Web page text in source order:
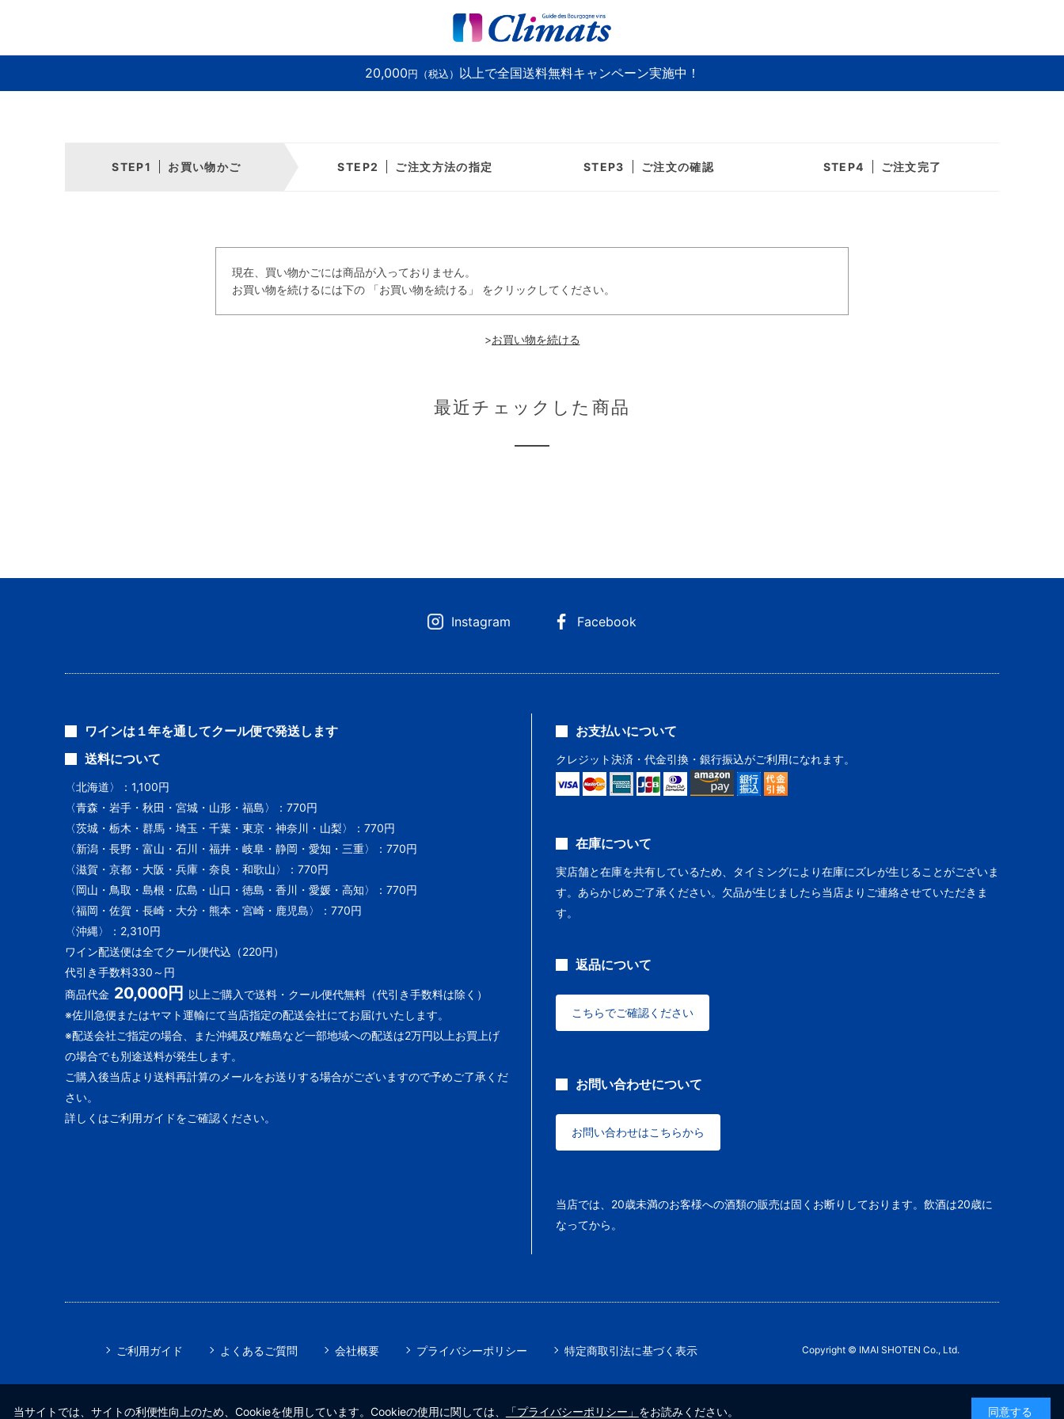
20,000 円（税込） 以上で全国送料無料キャンペーン実施中！
お買い物かご ご注文方法の指定 ご注文の確認 ご注文完了
現在、買い物かごには商品が入っておりません。
お買い物を続けるには下の 「お買い物を続ける」 をクリックしてください。
>
最近チェックした商品
Instagram Facebook
ワインは１年を通してクール便で発送します
送料について
〈北海道〉：1,100円
〈青森・岩手・秋田・宮城・山形・福島〉：770円
〈茨城・栃木・群馬・埼玉・千葉・東京・神奈川・山梨〉：770円
〈新潟・長野・富山・石川・福井・岐阜・静岡・愛知・三重〉：770円
〈滋賀・京都・大阪・兵庫・奈良・和歌山〉：770円
〈岡山・鳥取・島根・広島・山口・徳島・香川・愛媛・高知〉：770円
〈福岡・佐賀・長崎・大分・熊本・宮崎・鹿児島〉：770円
〈沖縄〉：2,310円
ワイン配送便は全てクール便代込（220円）
代引き手数料330～円
商品代金 20,000円 以上ご購入で送料・クール便代無料（代引き手数料は除く）
※佐川急便またはヤマト運輸にて当店指定の配送会社にてお届けいたします。
※配送会社ご指定の場合、また沖縄及び離島など一部地域への配送は2万円以上お買上げ
の場合でも別途送料が発生します。
ご購入後当店より送料再計算のメールをお送りする場合がございますので予めご了承くだ
さい。
詳しくはご利用ガイドをご確認ください。
お支払いについて
クレジット決済・代金引換・銀行振込がご利用になれます。
在庫について
実店舗と在庫を共有しているため、タイミングにより在庫にズレが生じることがございま
す。あらかじめご了承ください。欠品が生じましたら当店よりご連絡させていただきま
す。
返品について
こちらでご確認ください
お問い合わせについて
お問い合わせはこちらから
当店では、20歳未満のお客様への酒類の販売は固くお断りしております。飲酒は20歳に
なってから。
ご利用ガイド よくあるご質問 会社概要 プライバシーポリシー 特定商取引法に基づく表示 Copyright © IMAI SHOTEN Co., Ltd.
当サイトでは、サイトの利便性向上のため、Cookieを使用しています。Cookieの使用に関しては、 「プライバシーポリシー」 をお読みください。 同意する